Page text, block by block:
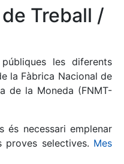
Treball /
les diferents
la Fàbrica Nacional de
de la Moneda (FNMT-
és necessari emplenar
proves selectives. Mes